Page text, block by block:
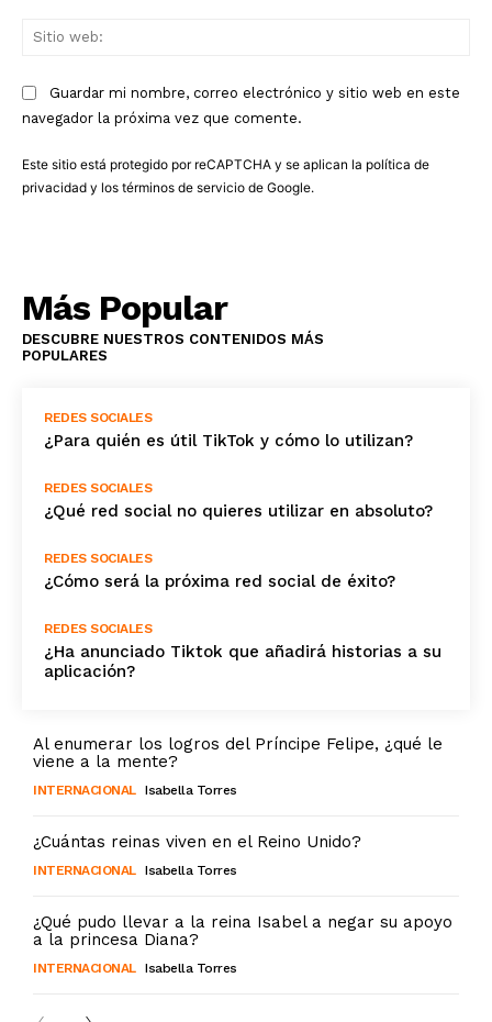
Guardar mi nombre, correo electrónico y sitio web en este
navegador la próxima vez que comente.
Este sitio está protegido por reCAPTCHA y se aplican la política de
privacidad y los términos de servicio de Google.
Más Popular
DESCUBRE NUESTROS CONTENIDOS MÁS
POPULARES
REDES SOCIALES
¿Para quién es útil TikTok y cómo lo utilizan?
REDES SOCIALES
¿Qué red social no quieres utilizar en absoluto?
REDES SOCIALES
¿Cómo será la próxima red social de éxito?
REDES SOCIALES
¿Ha anunciado Tiktok que añadirá historias a su
aplicación?
Al enumerar los logros del Príncipe Felipe, ¿qué le
viene a la mente?
INTERNACIONAL Isabella Torres
¿Cuántas reinas viven en el Reino Unido?
INTERNACIONAL Isabella Torres
¿Qué pudo llevar a la reina Isabel a negar su apoyo
a la princesa Diana?
INTERNACIONAL Isabella Torres